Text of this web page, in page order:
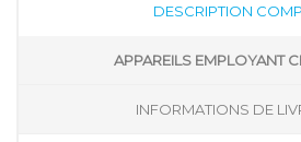
DESCRIPTION
APPAREILS EMPLOYANT
INFORMATIONS DE